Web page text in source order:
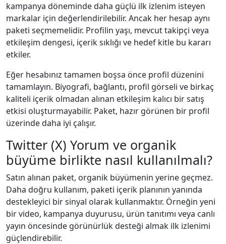
kampanya döneminde daha güçlü ilk izlenim isteyen
markalar için değerlendirilebilir. Ancak her hesap aynı
paketi seçmemelidir. Profilin yaşı, mevcut takipçi veya
etkileşim dengesi, içerik sıklığı ve hedef kitle bu kararı
etkiler.
Eğer hesabınız tamamen boşsa önce profil düzenini
tamamlayın. Biyografi, bağlantı, profil görseli ve birkaç
kaliteli içerik olmadan alınan etkileşim kalıcı bir satış
etkisi oluşturmayabilir. Paket, hazır görünen bir profil
üzerinde daha iyi çalışır.
Twitter (X) Yorum ve organik
büyüme birlikte nasıl kullanılmalı?
Satın alınan paket, organik büyümenin yerine geçmez.
Daha doğru kullanım, paketi içerik planının yanında
destekleyici bir sinyal olarak kullanmaktır. Örneğin yeni
bir video, kampanya duyurusu, ürün tanıtımı veya canlı
yayın öncesinde görünürlük desteği almak ilk izlenimi
güçlendirebilir.